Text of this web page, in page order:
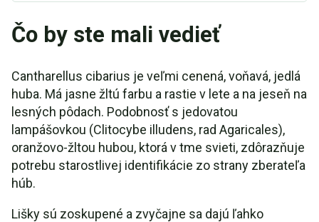
lišajníkov
Recept: Lišky s tagliatelle
Recept: Nakladané lišky
Recept: Odstráňte tymián
Čo by ste mali vedieť
Cantharellus cibarius je veľmi cenená, voňavá, jedlá
huba. Má jasne žltú farbu a rastie v lete a na jeseň na
lesných pôdach. Podobnosť s jedovatou
lampášovkou (Clitocybe illudens, rad Agaricales),
oranžovo-žltou hubou, ktorá v tme svieti, zdôrazňuje
potrebu starostlivej identifikácie zo strany zberateľa
húb.
Lišky sú zoskupené a zvyčajne sa dajú ľahko